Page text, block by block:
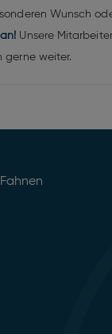
Wunsch
Unsere
gerne weiter.